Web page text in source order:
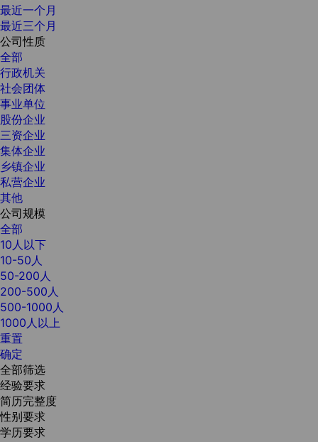
最近一个月
最近三个月
公司性质
全部
行政机关
社会团体
事业单位
股份企业
三资企业
集体企业
乡镇企业
私营企业
其他
公司规模
全部
10人以下
10-50人
50-200人
200-500人
500-1000人
1000人以上
重置
确定
全部筛选
经验要求
简历完整度
性别要求
学历要求